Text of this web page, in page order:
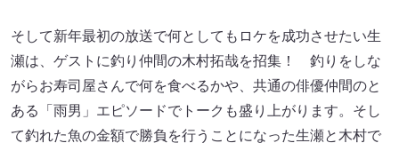
そして新年最初の放送で何としてもロケを成功させたい生
瀬は、ゲストに釣り仲間の木村拓哉を招集！ 釣りをしな
がらお寿司屋さんで何を食べるかや、共通の俳優仲間のと
ある「雨男」エピソードでトークも盛り上がります。そし
て釣れた魚の金額で勝負を行うことになった生瀬と木村で